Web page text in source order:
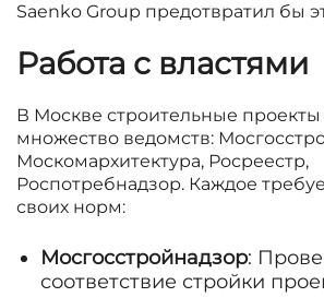
Saenko Group предотвратил бы
Работа с властями
В Москве строительные
множество ведомств:
Москомархитектура, Росреестр,
Роспотребнадзор. Каждое
своих норм:
Мосгосстройнадзор:
соответствие стройки